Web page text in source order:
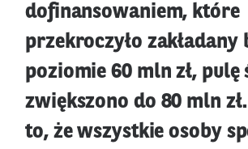
dofinansowaniem, które
przekroczyło zakładany
poziomie 60 mln zł,
zwiększono do 80 mln
to, że wszystkie osoby